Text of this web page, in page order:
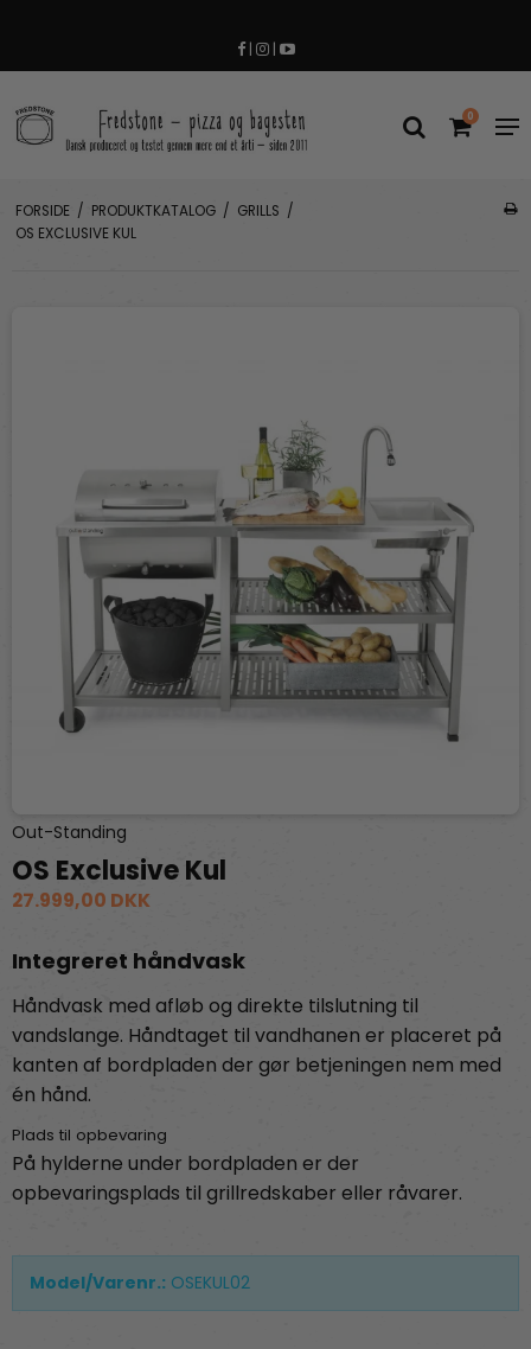
| |
0
FORSIDE / PRODUKTKATALOG / GRILLS /
OS EXCLUSIVE KUL
Out-Standing
OS Exclusive Kul
27.999,00 DKK
Integreret håndvask
Håndvask med afløb og direkte tilslutning til
vandslange. Håndtaget til vandhanen er placeret på
kanten af bordpladen der gør betjeningen nem med
én hånd.
Plads til opbevaring
På hylderne under bordpladen er der
opbevaringsplads til grillredskaber eller råvarer.
Model/Varenr.: OSEKUL02